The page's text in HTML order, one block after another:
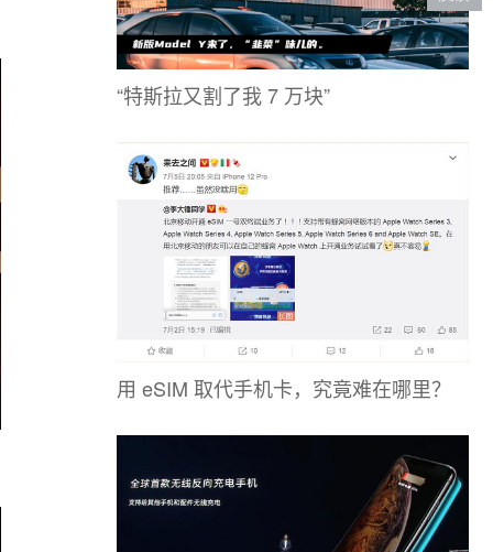
“特斯拉又割了我 7 万块”
用 eSIM 取代手机卡，究竟难在哪里？